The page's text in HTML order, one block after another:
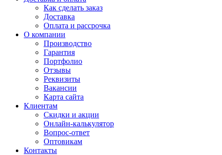
Как сделать заказ
Доставка
Оплата и рассрочка
О компании
Производство
Гарантия
Портфолио
Отзывы
Реквизиты
Вакансии
Карта сайта
Клиентам
Скидки и акции
Онлайн-калькулятор
Вопрос-ответ
Оптовикам
Контакты